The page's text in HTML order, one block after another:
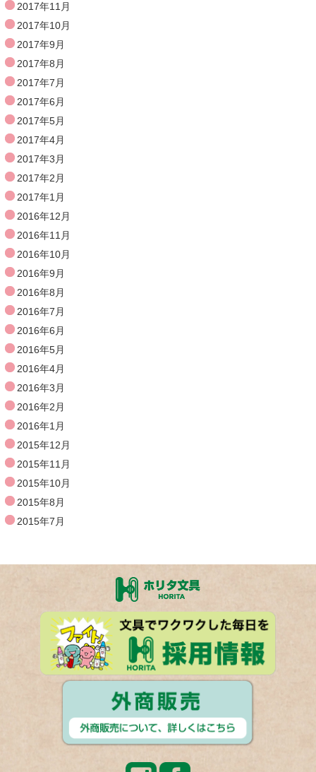
2017年11月
2017年10月
2017年9月
2017年8月
2017年7月
2017年6月
2017年5月
2017年4月
2017年3月
2017年2月
2017年1月
2016年12月
2016年11月
2016年10月
2016年9月
2016年8月
2016年7月
2016年6月
2016年5月
2016年4月
2016年3月
2016年2月
2016年1月
2015年12月
2015年11月
2015年10月
2015年8月
2015年7月